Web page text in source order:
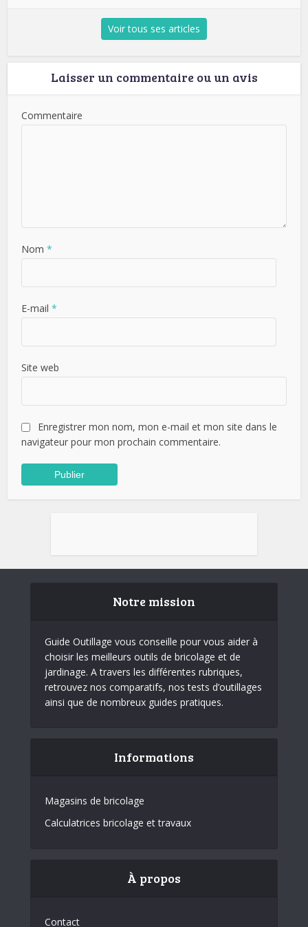
Voir tous ses articles
Laisser un commentaire ou un avis
Commentaire
Nom*
E-mail*
Site web
Enregistrer mon nom, mon e-mail et mon site dans le
navigateur pour mon prochain commentaire.
Notre mission
Guide Outillage vous conseille pour vous aider à
choisir les meilleurs outils de bricolage et de
jardinage. A travers les différentes rubriques,
retrouvez nos comparatifs, nos tests d’outillages
ainsi que de nombreux guides pratiques.
Informations
Magasins de bricolage
Calculatrices bricolage et travaux
À propos
Contact